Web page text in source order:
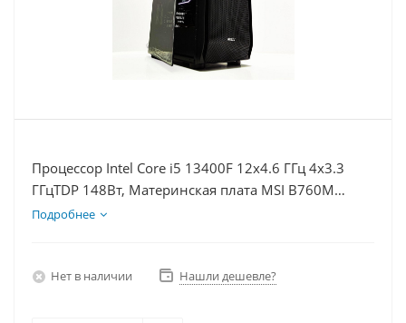
Процессор Intel Core i5 13400F 12x4.6 ГГц 4x3.3
ГГцTDP 148Вт, Материнская плата MSI B760M
BOMBER WIFI D5, Видеокарта RTX 5060Ti 8Гб,
Подробнее
Нет в наличии Нашли дешевле?